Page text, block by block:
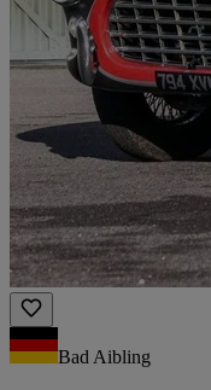
Bad Aibling